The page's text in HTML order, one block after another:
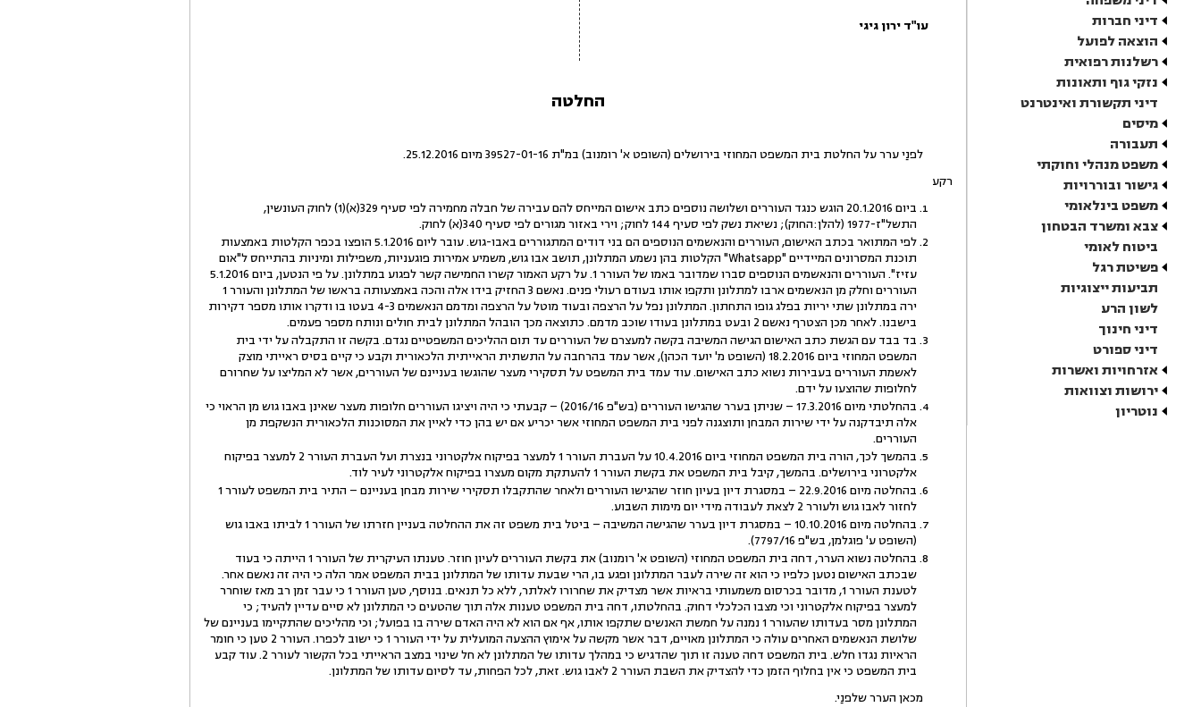
דיני חברות
הוצאה לפועל
רשלנות רפואית
נזקי גוף ותאונות
דיני תקשורת ואינטרנט
מיסים
תעבורה
משפט מנהלי וחוקתי
גישור ובוררויות
משפט בינלאומי
צבא ומשרד הבטחון
ביטוח לאומי
פשיטת רגל
תביעות ייצוגיות
לשון הרע
דיני חינוך
דיני ספורט
אזרחויות ואשרות
ירושות וצוואות
נוטריון
עו"ד ירון גיגי
החלטה
לפנַי ערר על החלטת בית המשפט המחוזי בירושלים (השופט א' רומנוב) במ"ת 39527-01-16 מיום 25.12.2016.
רקע
ביום 20.1.2016 הוגש כנגד העוררים ושלושה נוספים כתב אישום המייחס להם עבירה של חבלה מחמירה לפי סעיף 329(א)(1) לחוק העונשין,
התשל"ז-1977 (להלן:החוק); נשיאת נשק לפי סעיף 144 לחוק; וירי באזור מגורים לפי סעיף 340(א) לחוק.
לפי המתואר בכתב האישום, העוררים והנאשמים הנוספים הם בני דודים המתגוררים באבו-גוש. עובר ליום 5.1.2016 הופצו בכפר הקלטות באמצעות
תוכנת המסרונים המיידיים "Whatsapp" הקלטות בהן נשמע המתלונן, תושב אבו גוש, משמיע אמירות פוגעניות, משפילות ומיניות בהתייחס ל"אום
עזיז". העוררים והנאשמים הנוספים סברו שמדובר באמו של העורר 1. על רקע האמור קשרו החמישה קשר לפגוע במתלונן. על פי הנטען, ביום 5.1.2016
העוררים וחלק מן הנאשמים ארבו למתלונן ותקפו אותו בעודם רעולי פנים. נאשם 3 החזיק בידו אלה והכה באמצעותה בראשו של המתלונן והעורר 1
ירה במתלונן שתי יריות בפלג גופו התחתון. המתלונן נפל על הרצפה ובעוד מוטל על הרצפה ומדמם הנאשמים 4-3 בעטו בו ודקרו אותו מספר דקירות
בישבנו. לאחר מכן הצטרף נאשם 2 ובעט במתלונן בעודו שוכב מדמם. כתוצאה מכך הובהל המתלונן לבית חולים ונותח מספר פעמים.
בד בבד עם הגשת כתב האישום הגישה המשיבה בקשה למעצרם של העוררים עד תום ההליכים המשפטיים נגדם. בקשה זו התקבלה על ידי בית
המשפט המחוזי ביום 18.2.2016 (השופט מ' יועד הכהן), אשר עמד בהרחבה על התשתית הראייתית הלכאורית וקבע כי קיים בסיס ראייתי מוצק
לאשמת העוררים בעבירות נשוא כתב האישום. עוד עמד בית המשפט על תסקירי מעצר שהוגשו בעניינם של העוררים, אשר לא המליצו על שחרורם
לחלופות שהוצעו על ידם.
בהחלטתי מיום 17.3.2016 – שניתן בערר שהגישו העוררים (בש"פ 2016/16) – קבעתי כי היה ויציגו העוררים חלופות מעצר שאינן באבו גוש מן הראוי כי
אלה תיבדקנה על ידי שירות המבחן ותוצגנה לפני בית המשפט המחוזי אשר יכריע אם יש בהן כדי לאיין את המסוכנות הלכאורית הנשקפת מן
העוררים.
בהמשך לכך, הורה בית המשפט המחוזי ביום 10.4.2016 על העברת העורר 1 למעצר בפיקוח אלקטרוני בנצרת ועל העברת העורר 2 למעצר בפיקוח
אלקטרוני בירושלים. בהמשך, קיבל בית המשפט את בקשת העורר 1 להעתקת מקום מעצרו בפיקוח אלקטרוני לעיר לוד.
בהחלטה מיום 22.9.2016 – במסגרת דיון בעיון חוזר שהגישו העוררים ולאחר שהתקבלו תסקירי שירות מבחן בעניינם – התיר בית המשפט לעורר 1
לחזור לאבו גוש ולעורר 2 לצאת לעבודה מידי יום מימות השבוע.
בהחלטה מיום 10.10.2016 – במסגרת דיון בערר שהגישה המשיבה – ביטל בית משפט זה את ההחלטה בעניין חזרתו של העורר 1 לביתו באבו גוש
(השופט ע' פוגלמן, בש"פ 7797/16).
בהחלטה נשוא הערר, דחה בית המשפט המחוזי (השופט א' רומנוב) את בקשת העוררים לעיון חוזר. טענתו העיקרית של העורר 1 הייתה כי בעוד
שבכתב האישום נטען כלפיו כי הוא זה שירה לעבר המתלונן ופגע בו, הרי שבעת עדותו של המתלונן בבית המשפט אמר הלה כי היה זה נאשם אחר.
לטענת העורר 1, מדובר בכרסום משמעותי בראיות אשר מצדיק את שחרורו לאלתר, ללא כל תנאים. בנוסף, טען העורר 1 כי עבר זמן רב מאז שוחרר
למעצר בפיקוח אלקטרוני וכי מצבו הכלכלי דחוק. בהחלטתו, דחה בית המשפט טענות אלה תוך שהטעים כי המתלונן לא סיים עדיין להעיד; כי
המתלונן מסר בעדותו שהעורר 1 נמנה על חמשת האנשים שתקפו אותו, אף אם הוא לא היה האדם שירה בו בפועל; וכי מהליכים שהתקיימו בעניינם של
שלושת הנאשמים האחרים עולה כי המתלונן מאויים, דבר אשר מקשה על אימוץ ההצעה המועלית על ידי העורר 1 כי ישוב לכפרו. העורר 2 טען כי חומר
הראיות נגדו חלש. בית המשפט דחה טענה זו תוך שהדגיש כי במהלך עדותו של המתלונן לא חל שינוי במצב הראייתי בכל הקשור לעורר 2. עוד קבע
בית המשפט כי אין בחלוף הזמן כדי להצדיק את השבת העורר 2 לאבו גוש. זאת, לכל הפחות, עד לסיום עדותו של המתלונן.
מכאן הערר שלפנַי.